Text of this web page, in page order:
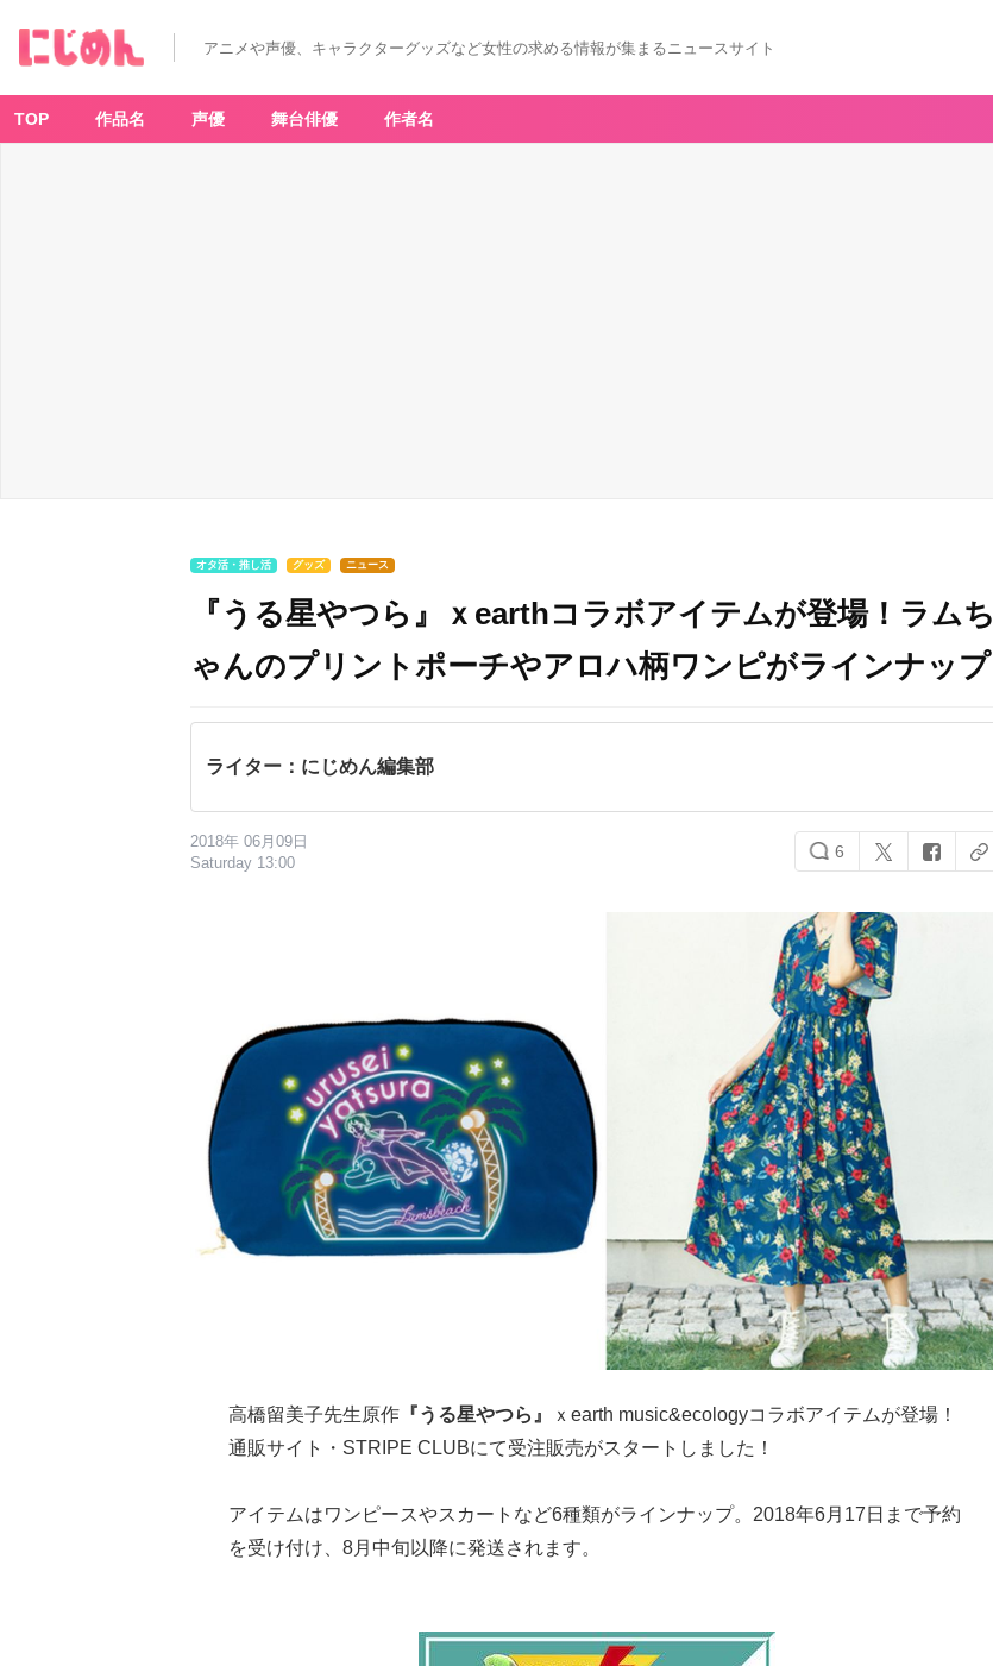
アニメや声優、キャラクターグッズなど女性の求める情報が集まるニュースサイト
TOP 作品名 声優 舞台俳優 作者名
オタ活・推し活 グッズ ニュース
『うる星やつら』ｘearthコラボアイテムが登場！ラムち
ゃんのプリントポーチやアロハ柄ワンピがラインナップ
ライター：にじめん編集部
2018年 06月09日
Saturday 13:00
6
高橋留美子先生原作 『うる星やつら』
ｘearth music&ecologyコラボアイテムが登場！
通販サイト・STRIPE CLUBにて受注販売がスタートしました！
アイテムはワンピースやスカートなど6種類がラインナップ。2018年6月17日まで予約
を受け付け、8月中旬以降に発送されます。